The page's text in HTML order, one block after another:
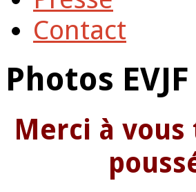
Contact
Photos
Merci à